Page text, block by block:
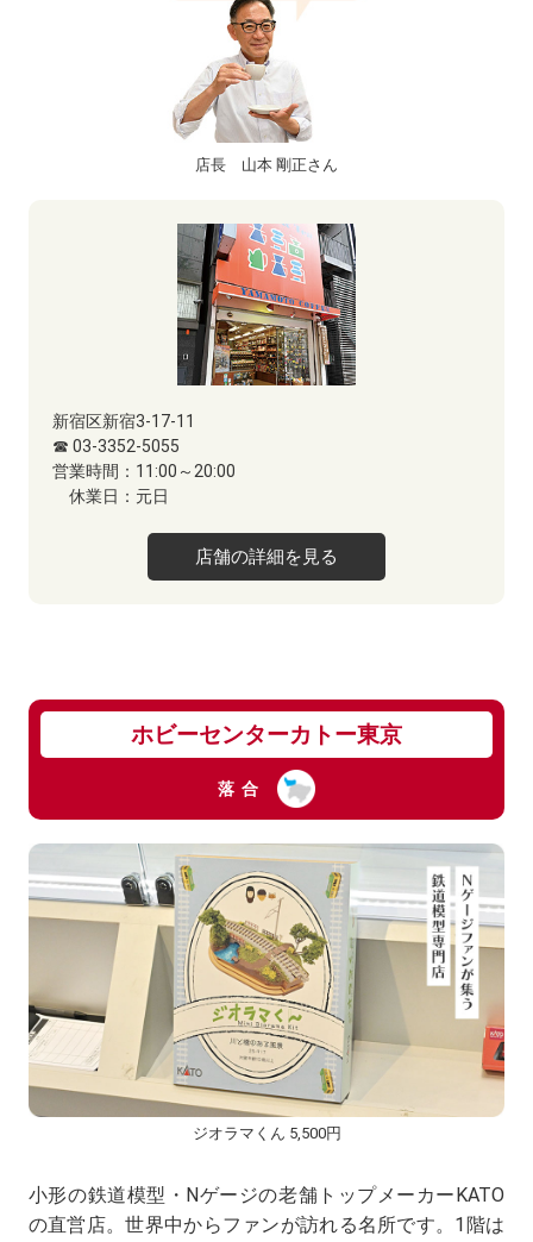
店長 山本 剛正さん
新宿区新宿3-17-11
☎ 03-3352-5055
営業時間： 11:00～20:00
休業日： 元日
店舗の詳細を見る
ホビーセンターカトー東京
落合
ジオラマくん 5,500円
小形の鉄道模型・Nゲージの老舗トップメーカーKATO
の直営店。世界中からファンが訪れる名所です。1階は